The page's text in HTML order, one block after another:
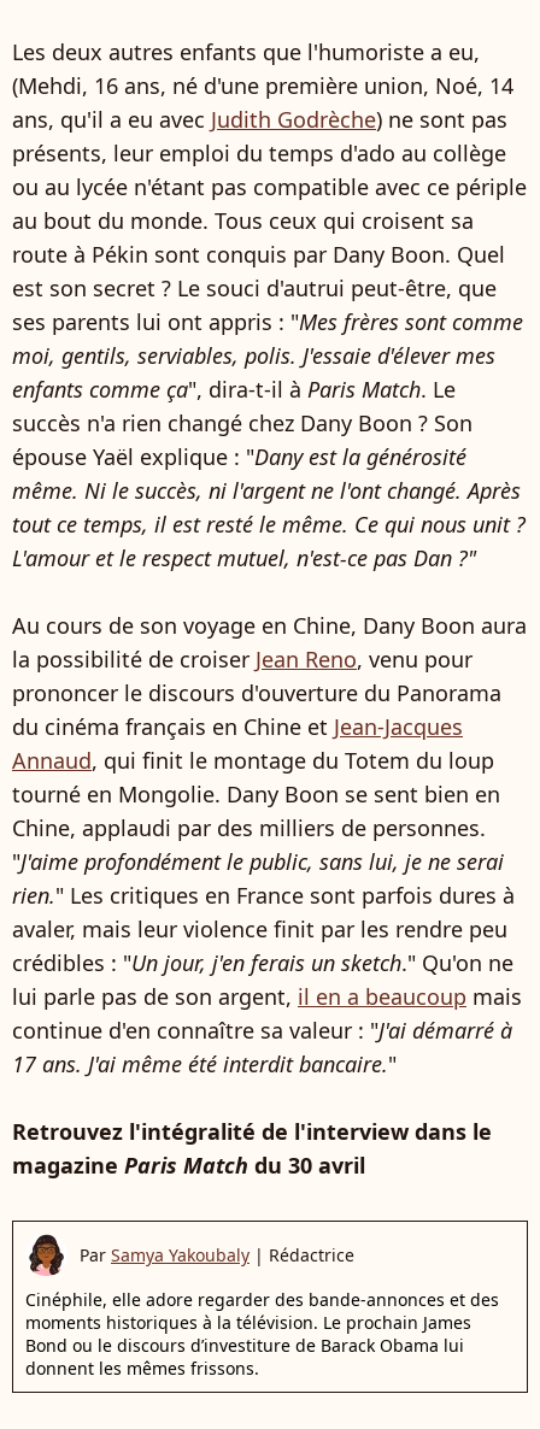
Les deux autres enfants que l'humoriste a eu,
(Mehdi, 16 ans, né d'une première union, Noé, 14
ans, qu'il a eu avec Judith Godrèche) ne sont pas
présents, leur emploi du temps d'ado au collège
ou au lycée n'étant pas compatible avec ce périple
au bout du monde. Tous ceux qui croisent sa
route à Pékin sont conquis par Dany Boon. Quel
est son secret ? Le souci d'autrui peut-être, que
ses parents lui ont appris : "Mes frères sont comme
moi, gentils, serviables, polis. J'essaie d'élever mes
enfants comme ça", dira-t-il à Paris Match. Le
succès n'a rien changé chez Dany Boon ? Son
épouse Yaël explique : "Dany est la générosité
même. Ni le succès, ni l'argent ne l'ont changé. Après
tout ce temps, il est resté le même. Ce qui nous unit ?
L'amour et le respect mutuel, n'est-ce pas Dan ?"
Au cours de son voyage en Chine, Dany Boon aura
la possibilité de croiser Jean Reno, venu pour
prononcer le discours d'ouverture du Panorama
du cinéma français en Chine et Jean-Jacques
Annaud, qui finit le montage du Totem du loup
tourné en Mongolie. Dany Boon se sent bien en
Chine, applaudi par des milliers de personnes.
"J'aime profondément le public, sans lui, je ne serai
rien." Les critiques en France sont parfois dures à
avaler, mais leur violence finit par les rendre peu
crédibles : "Un jour, j'en ferais un sketch." Qu'on ne
lui parle pas de son argent, il en a beaucoup mais
continue d'en connaître sa valeur : "J'ai démarré à
17 ans. J'ai même été interdit bancaire."
Retrouvez l'intégralité de l'interview dans le
magazine Paris Match du 30 avril
Par Samya Yakoubaly | Rédactrice
Cinéphile, elle adore regarder des bande-annonces et des
moments historiques à la télévision. Le prochain James
Bond ou le discours d’investiture de Barack Obama lui
donnent les mêmes frissons.